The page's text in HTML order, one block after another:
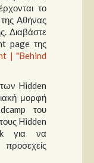
το
Αθήνας
Διαβάστε
page της
| "Behind
Hidden
μορφή
του
Hidden
για να